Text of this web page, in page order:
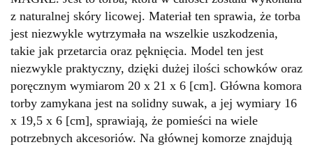
z naturalnej skóry licowej. Materiał ten sprawia, że torba
jest niezwykle wytrzymała na wszelkie uszkodzenia,
takie jak przetarcia oraz pęknięcia. Model ten jest
niezwykle praktyczny, dzięki dużej ilości schowków oraz
poręcznym wymiarom 20 x 21 x 6 [cm]. Główna komora
torby zamykana jest na solidny suwak, a jej wymiary 16
x 19,5 x 6 [cm], sprawiają, że pomieści na wiele
potrzebnych akcesoriów. Na głównej komorze znajdują